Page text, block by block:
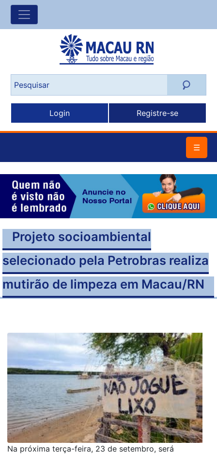
Login Registre-se
☰
Projeto socioambiental
selecionado pela Petrobras realiza
mutirão de limpeza em Macau/RN
Na próxima terça-feira, 23 de setembro, será